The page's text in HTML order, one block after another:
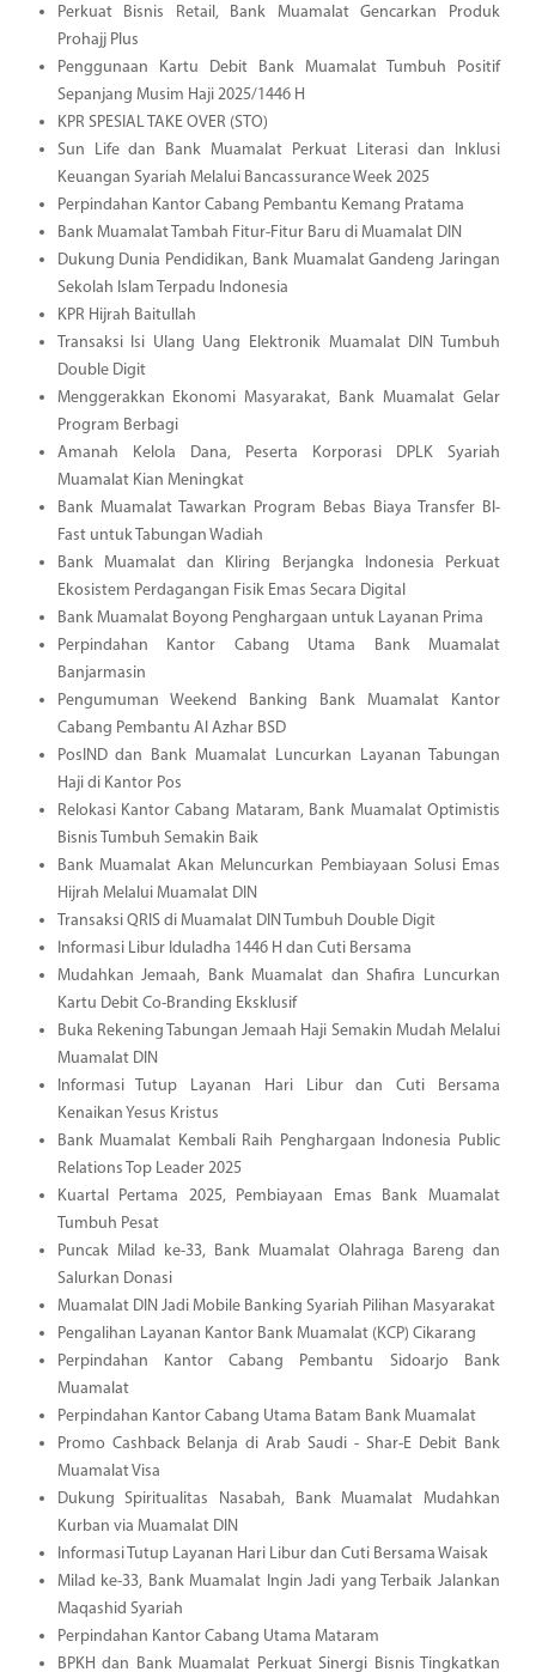
Perkuat Bisnis Retail, Bank Muamalat Gencarkan Produk
Prohajj Plus
Penggunaan Kartu Debit Bank Muamalat Tumbuh Positif
Sepanjang Musim Haji 2025/1446 H
KPR SPESIAL TAKE OVER (STO)
Sun Life dan Bank Muamalat Perkuat Literasi dan Inklusi
Keuangan Syariah Melalui Bancassurance Week 2025
Perpindahan Kantor Cabang Pembantu Kemang Pratama
Bank Muamalat Tambah Fitur-Fitur Baru di Muamalat DIN
Dukung Dunia Pendidikan, Bank Muamalat Gandeng Jaringan
Sekolah Islam Terpadu Indonesia
KPR Hijrah Baitullah
Transaksi Isi Ulang Uang Elektronik Muamalat DIN Tumbuh
Double Digit
Menggerakkan Ekonomi Masyarakat, Bank Muamalat Gelar
Program Berbagi
Amanah Kelola Dana, Peserta Korporasi DPLK Syariah
Muamalat Kian Meningkat
Bank Muamalat Tawarkan Program Bebas Biaya Transfer BI-
Fast untuk Tabungan Wadiah
Bank Muamalat dan Kliring Berjangka Indonesia Perkuat
Ekosistem Perdagangan Fisik Emas Secara Digital
Bank Muamalat Boyong Penghargaan untuk Layanan Prima
Perpindahan Kantor Cabang Utama Bank Muamalat
Banjarmasin
Pengumuman Weekend Banking Bank Muamalat Kantor
Cabang Pembantu Al Azhar BSD
PosIND dan Bank Muamalat Luncurkan Layanan Tabungan
Haji di Kantor Pos
Relokasi Kantor Cabang Mataram, Bank Muamalat Optimistis
Bisnis Tumbuh Semakin Baik
Bank Muamalat Akan Meluncurkan Pembiayaan Solusi Emas
Hijrah Melalui Muamalat DIN
Transaksi QRIS di Muamalat DIN Tumbuh Double Digit
Informasi Libur Iduladha 1446 H dan Cuti Bersama
Mudahkan Jemaah, Bank Muamalat dan Shafira Luncurkan
Kartu Debit Co-Branding Eksklusif
Buka Rekening Tabungan Jemaah Haji Semakin Mudah Melalui
Muamalat DIN
Informasi Tutup Layanan Hari Libur dan Cuti Bersama
Kenaikan Yesus Kristus
Bank Muamalat Kembali Raih Penghargaan Indonesia Public
Relations Top Leader 2025
Kuartal Pertama 2025, Pembiayaan Emas Bank Muamalat
Tumbuh Pesat
Puncak Milad ke-33, Bank Muamalat Olahraga Bareng dan
Salurkan Donasi
Muamalat DIN Jadi Mobile Banking Syariah Pilihan Masyarakat
Pengalihan Layanan Kantor Bank Muamalat (KCP) Cikarang
Perpindahan Kantor Cabang Pembantu Sidoarjo Bank
Muamalat
Perpindahan Kantor Cabang Utama Batam Bank Muamalat
Promo Cashback Belanja di Arab Saudi - Shar-E Debit Bank
Muamalat Visa
Dukung Spiritualitas Nasabah, Bank Muamalat Mudahkan
Kurban via Muamalat DIN
Informasi Tutup Layanan Hari Libur dan Cuti Bersama Waisak
Milad ke-33, Bank Muamalat Ingin Jadi yang Terbaik Jalankan
Maqashid Syariah
Perpindahan Kantor Cabang Utama Mataram
BPKH dan Bank Muamalat Perkuat Sinergi Bisnis Tingkatkan